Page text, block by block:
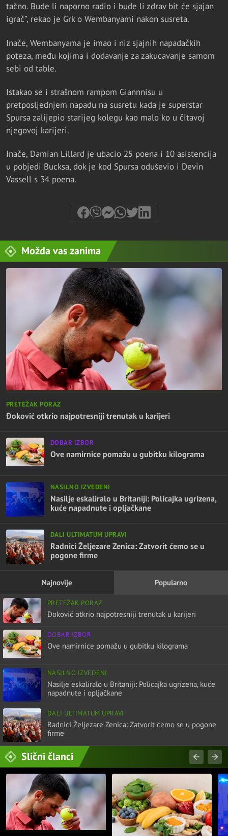
tačno. Bude li naporno radio i bude li zdrav bit će sjajan
igrač”, rekao je Grk o Wembanyami nakon susreta.
Inače, Wembanyama je imao i niz sjajnih napadačkih
poteza, među kojima i dodavanje za zakucavanje samom
sebi od table.
Istakao se i strašnom rampom Giannnisu u
pretposljednjem napadu na susretu kada je superstar
Spursa zalijepio starijeg kolegu kao malo ko u čitavoj
njegovoj karijeri.
Inače, Damian Lillard je ubacio 25 poena i 10 asistencija
u pobjedi Bucksa, dok je kod Spursa oduševio i Devin
Vassell s 34 poena.
Možda vas zanima
PRETEŽAK PORAZ
Đoković otkrio najpotresniji trenutak u karijeri
DOBAR IZBOR
Ove namirnice pomažu u gubitku kilograma
NASILNO IZVEDENI
Nasilje eskaliralo u Britaniji: Policajka ugrizena,
kuće napadnute i opljačkane
DALI ULTIMATUM UPRAVI
Radnici Željezare Zenica: Zatvorit ćemo se u
pogone firme
Najnovije Popularno
PRETEŽAK PORAZ
Đoković otkrio najpotresniji trenutak u karijeri
DOBAR IZBOR
Ove namirnice pomažu u gubitku kilograma
NASILNO IZVEDENI
Nasilje eskaliralo u Britaniji: Policajka ugrizena, kuće
napadnute i opljačkane
DALI ULTIMATUM UPRAVI
Radnici Željezare Zenica: Zatvorit ćemo se u pogone
firme
Slični članci